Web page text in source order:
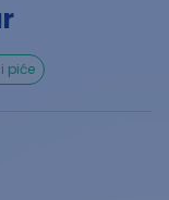
i piće